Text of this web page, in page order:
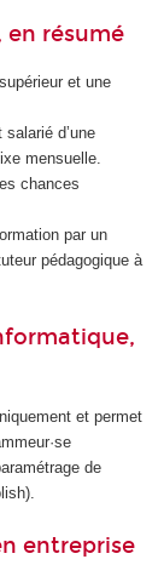
en résumé
et une
d’une
mensuelle.
chances
par un
pédagogique à
et permet
de
entreprise